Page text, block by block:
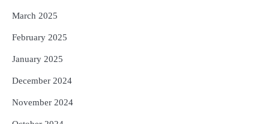
March 2025
February 2025
January 2025
December 2024
November 2024